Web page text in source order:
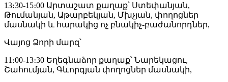
13։30-15։00 Արտաշատ քաղաք՝ Ստեփանյան,
Թումանյան, Աթարբեկյան, Մխչյան, փողոցներ
մասնակի և հարակից ոչ բնակիչ-բաժանորդներ,
Վայոց Ձորի մարզ՝
11։00-13։30 Եղեգնաձոր քաղաք՝ Նարեկացու,
Շահումյան, Գևորգյան փողոցներ մասնակի,